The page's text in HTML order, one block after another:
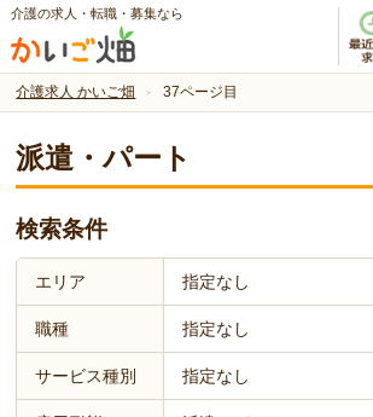
介護の求人・転職・募集なら
介護求人 かいご畑 37ページ目
派遣・パート
検索条件
エリア 指定なし
職種 指定なし
サービス種別 指定なし